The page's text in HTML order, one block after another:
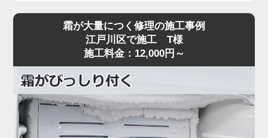
をいただき、出張修理に伺いました。現地で診断し
たところ、冷気を庫内に送り出すファンモーターの
不具合が原因と判明。モーターが完全に停止してい
たため、冷気が循環せず庫内の温度が上がっている
状態でした。すぐに持参した新しいファンモーター
への交換作業を行い、正常に冷気が送られることを
確認しました。冷蔵庫が冷えないトラブルは食材の
霜が大量につく修理の施工事例
江戸川区で施工 T様
施工料金：12,000円～